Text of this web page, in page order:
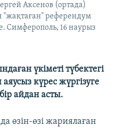
Аксенов (ортада)
"жақтаған" референдум
Симферополь, 16 наурыз
үкіметі түбектегі
күрес жүргізуге
айдан асты.
өзін-өзі жариялаған